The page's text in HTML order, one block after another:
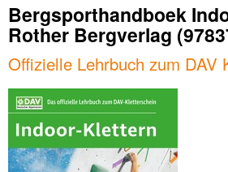
Bergsporthandboek
Rother Bergverlag
Offizielle Lehrbuch zum DAV